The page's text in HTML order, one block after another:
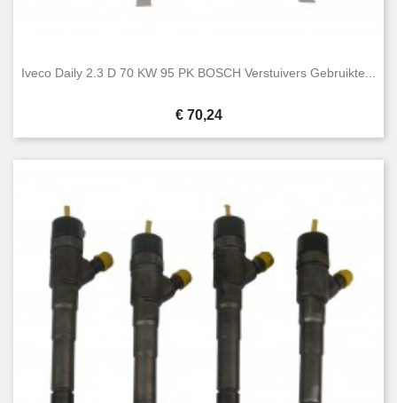
Iveco Daily 2.3 D 70 KW 95 PK BOSCH Verstuivers Gebruikte...
Prijs
€ 70,24